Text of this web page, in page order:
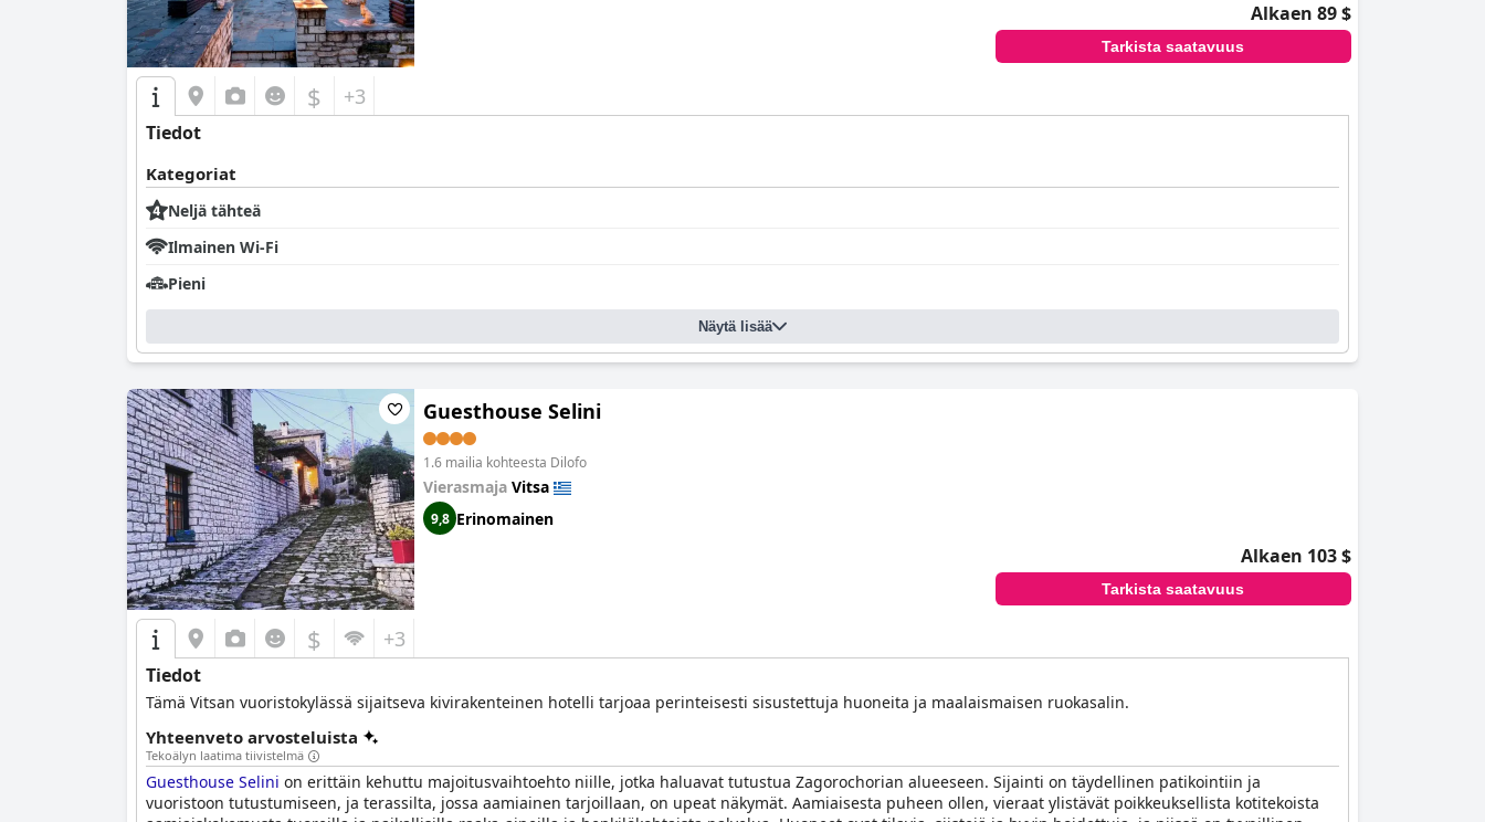
Alkaen 89 $
Tarkista saatavuus
$ +3
Tiedot
Kategoriat
Neljä tähteä
Ilmainen Wi-Fi
Pieni
Näytä lisää
Guesthouse Selini
1.6 mailia kohteesta Dilofo
Vierasmaja Vitsa
9,8 Erinomainen
Alkaen 103 $
Tarkista saatavuus
$ +3
Tiedot
Tämä Vitsan vuoristokylässä sijaitseva kivirakenteinen hotelli tarjoaa perinteisesti sisustettuja huoneita ja maalaismaisen ruokasalin.
Yhteenveto arvosteluista
Tekoälyn laatima tiivistelmä
Guesthouse Selini on erittäin kehuttu majoitusvaihtoehto niille, jotka haluavat tutustua Zagorochorian alueeseen. Sijainti on täydellinen patikointiin ja
vuoristoon tutustumiseen, ja terassilta, jossa aamiainen tarjoillaan, on upeat näkymät. Aamiaisesta puheen ollen, vieraat ylistävät poikkeuksellista kotitekoista